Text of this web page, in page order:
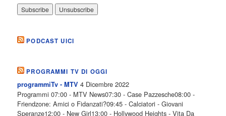
PODCAST UICI
PROGRAMMI TV DI OGGI
programmiTv - MTV 4 Dicembre 2022
Programmi 07:00 - MTV News07:30 - Case Pazzesche08:00 -
Friendzone: Amici o Fidanzati?09:45 - Calciatori - Giovani
Speranze12:00 - New Girl13:00 - Hollywood Heights - Vita Da